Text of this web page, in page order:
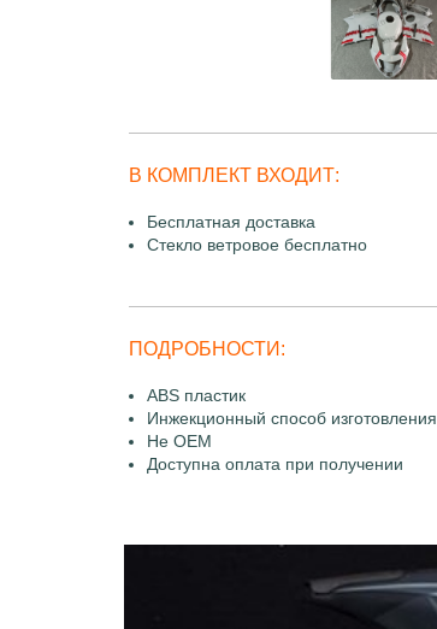
В КОМПЛЕКТ ВХОДИТ:
Бесплатная доставка
Стекло ветровое бесплатно
ПОДРОБНОСТИ:
ABS пластик
Инжекционный способ изготовления
Не OEM
Доступна оплата при получении